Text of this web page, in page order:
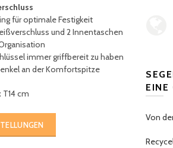
für optimale Festigkeit
und 2 Innentaschen
immer griffbereit zu haben
an der Komfortspitze
T14 cm
EINE
Von